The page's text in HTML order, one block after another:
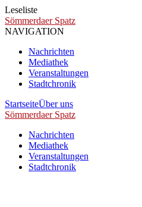
Leseliste
Sömmerdaer Spatz
NAVIGATION
Nachrichten
Mediathek
Veranstaltungen
Stadtchronik
StartseiteÜber uns
Sömmerdaer Spatz
Nachrichten
Mediathek
Veranstaltungen
Stadtchronik